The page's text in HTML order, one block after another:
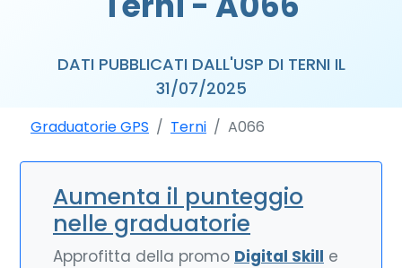
DATI PUBBLICATI DALL'USP DI TERNI IL
31/07/2025
Graduatorie GPS Terni A066
Aumenta il punteggio
nelle graduatorie
Approfitta della promo Digital Skill e